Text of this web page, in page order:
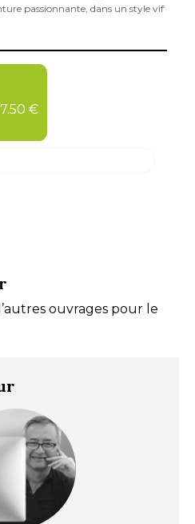
passionnante, dans un style vif
€
ouvrages pour le